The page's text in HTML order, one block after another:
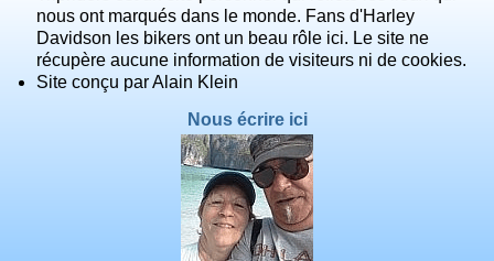
nous ont marqués dans le monde. Fans d'Harley
Davidson les bikers ont un beau rôle ici. Le site ne
récupère aucune information de visiteurs ni de cookies.
Site conçu par Alain Klein
Nous écrire ici